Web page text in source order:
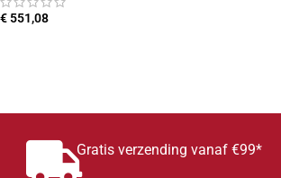
€ 551,08
Gratis verzending vanaf €99*